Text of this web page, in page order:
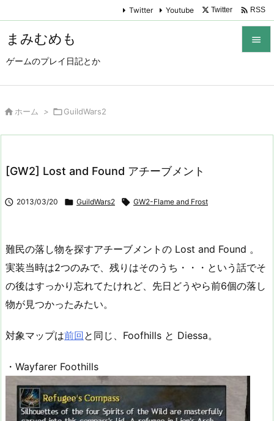
まみむめも
ゲームのプレイ日記とか

Twitter Youtube Twitter  RSS
 ホーム > GuildWars2
[GW2] Lost and Found アチーブメント
 2013/03/20  GuildWars2  GW2-Flame and Frost
難民の落し物を探すアチーブメントの Lost and Found 。
実装当時は2つのみで、残りはそのうち・・・という話でそ
の後はすっかり忘れてたけれど、先日どうやら前6個の落し
物が見つかったみたい。
対象マップは前回と同じ、Foofhills と Diessa。
・Wayfarer Foothills